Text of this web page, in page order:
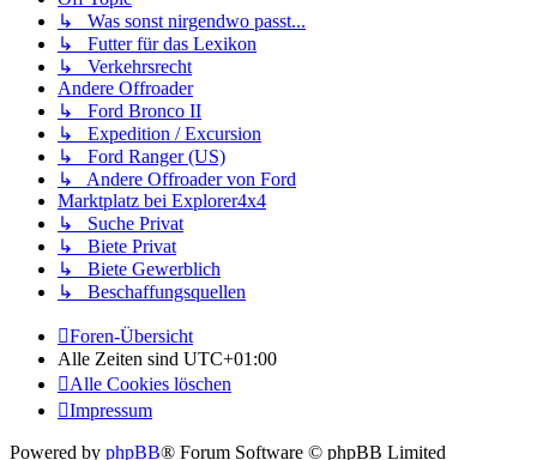
↳ Was sonst nirgendwo passt...
↳ Futter für das Lexikon
↳ Verkehrsrecht
Andere Offroader
↳ Ford Bronco II
↳ Expedition / Excursion
↳ Ford Ranger (US)
↳ Andere Offroader von Ford
Marktplatz bei Explorer4x4
↳ Suche Privat
↳ Biete Privat
↳ Biete Gewerblich
↳ Beschaffungsquellen
Foren-Übersicht
Alle Zeiten sind UTC+01:00
Alle Cookies löschen
Impressum
Powered by phpBB® Forum Software © phpBB Limited